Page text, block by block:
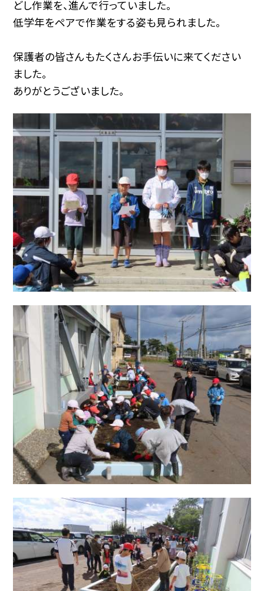
どし作業を、進んで行っていました。
低学年をペアで作業をする姿も見られました。
保護者の皆さんもたくさんお手伝いに来てください
ました。
ありがとうございました。